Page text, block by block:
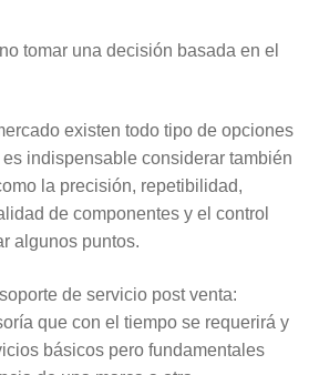
tomar una decisión basada en el
existen todo tipo de opciones
indispensable considerar también
la precisión, repetibilidad,
de componentes y el control
algunos puntos.
de servicio post venta:
que con el tiempo se requerirá y
básicos pero fundamentales